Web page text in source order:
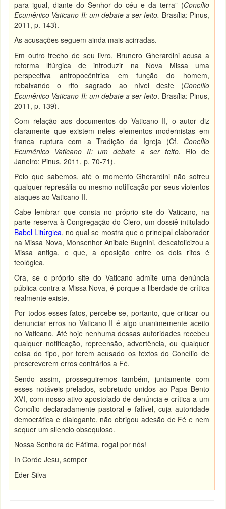
para igual, diante do Senhor do céu e da terra” (Concílio
Ecumênico Vaticano II: um debate a ser feito. Brasília: Pinus,
2011, p. 143).
As acusações seguem ainda mais acirradas.
Em outro trecho de seu livro, Brunero Gherardini acusa a
reforma litúrgica de introduzir na Nova Missa uma
perspectiva antropocêntrica em função do homem,
rebaixando o rito sagrado ao nível deste (Concílio
Ecumênico Vaticano II: um debate a ser feito. Brasília: Pinus,
2011, p. 139).
Com relação aos documentos do Vaticano II, o autor diz
claramente que existem neles elementos modernistas em
franca ruptura com a Tradição da Igreja (Cf. Concílio
Ecumênico Vaticano II: um debate a ser feito. Rio de
Janeiro: Pinus, 2011, p. 70-71).
Pelo que sabemos, até o momento Gherardini não sofreu
qualquer represália ou mesmo notificação por seus violentos
ataques ao Vaticano II.
Cabe lembrar que consta no próprio site do Vaticano, na
parte reserva à Congregação do Clero, um dossiê intitulado
Babel Litúrgica, no qual se mostra que o principal elaborador
na Missa Nova, Monsenhor Anibale Bugnini, descatolicizou a
Missa antiga, e que, a oposição entre os dois ritos é
teológica.
Ora, se o próprio site do Vaticano admite uma denúncia
pública contra a Missa Nova, é porque a liberdade de crítica
realmente existe.
Por todos esses fatos, percebe-se, portanto, que criticar ou
denunciar erros no Vaticano II é algo unanimemente aceito
no Vaticano. Até hoje nenhuma dessas autoridades recebeu
qualquer notificação, repreensão, advertência, ou qualquer
coisa do tipo, por terem acusado os textos do Concílio de
prescreverem erros contrários a Fé.
Sendo assim, prosseguiremos também, juntamente com
esses notáveis prelados, sobretudo unidos ao Papa Bento
XVI, com nosso ativo apostolado de denúncia e crítica a um
Concílio declaradamente pastoral e falível, cuja autoridade
democrática e dialogante, não obrigou adesão de Fé e nem
sequer um silencio obsequioso.
Nossa Senhora de Fátima, rogai por nós!
In Corde Jesu, semper
Eder Silva